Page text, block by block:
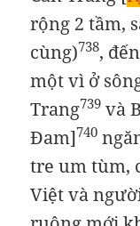
rộng 2 tầm,
cùng)738,
một vì ở
Trang739 và
Đam]740
tre um tùm,
Việt và